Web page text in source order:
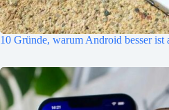
10 Gründe, warum Android besser ist